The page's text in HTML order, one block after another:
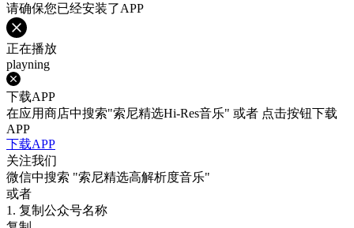
请确保您已经安装了APP
正在播放
playning
下载APP
在应用商店中搜索"索尼精选Hi-Res音乐" 或者 点击按钮下载
APP
下载APP
关注我们
微信中搜索 "索尼精选高解析度音乐"
或者
1. 复制公众号名称